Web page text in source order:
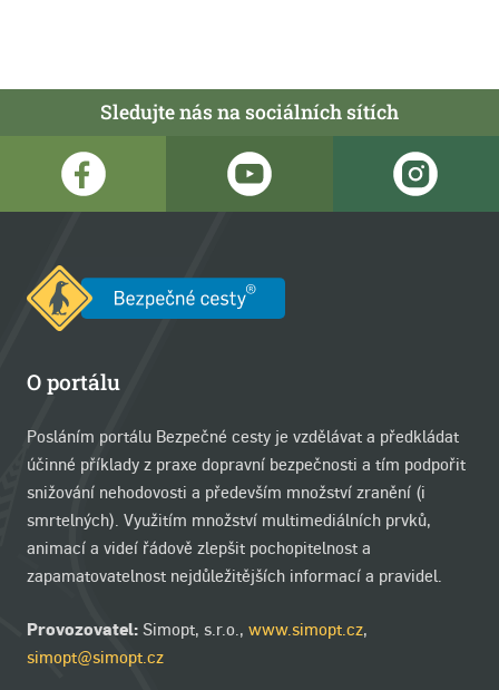
Sledujte nás na sociálních sítích
O portálu
Posláním portálu Bezpečné cesty je vzdělávat a předkládat
účinné příklady z praxe dopravní bezpečnosti a tím podpořit
snižování nehodovosti a především množství zranění (i
smrtelných). Využitím množství multimediálních prvků,
animací a videí řádově zlepšit pochopitelnost a
zapamatovatelnost nejdůležitějších informací a pravidel.
Provozovatel: Simopt, s.r.o., www.simopt.cz,
simopt@simopt.cz